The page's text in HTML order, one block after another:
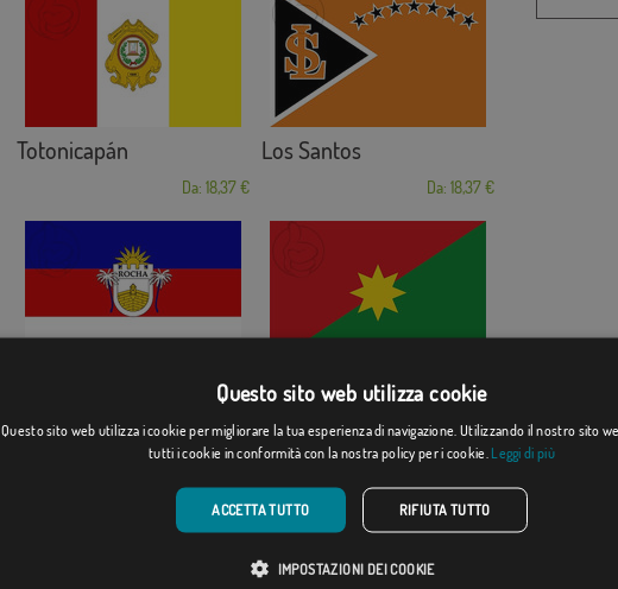
Totonicapán
Da: 18,37 €
Los Santos
Da: 18,37 €
Da: 18,37 €
Departamento de Ca...
Da: 18,37 €
Categorie correlate:
Questo sito web utilizza cookie
Questo sito web utilizza i cookie per migliorare la tua esperienza di navigazione. Utilizzando il nostro sito
tutti i cookie in conformità con la nostra policy per i cookie. Leggi di più
ACCETTA TUTTO RIFIUTA TUTTO
IMPOSTAZIONI DEI COOKIE